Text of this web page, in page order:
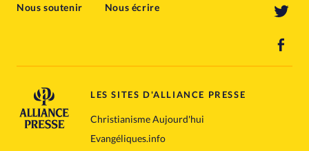
Nous soutenir Nous écrire
LES SITES D'ALLIANCE PRESSE
Christianisme Aujourd'hui
Evangéliques.info